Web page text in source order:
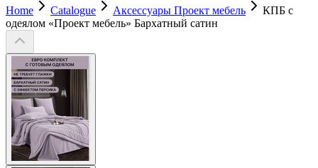
Home Catalogue Аксессуары Проект мебель
КПБ с
одеялом «Проект мебель» Бархатный сатин